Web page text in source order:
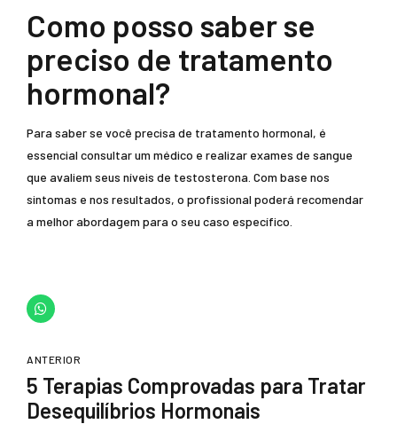
Como posso saber se
preciso de tratamento
hormonal?
Para saber se você precisa de tratamento hormonal, é
essencial consultar um médico e realizar exames de sangue
que avaliem seus níveis de testosterona. Com base nos
sintomas e nos resultados, o profissional poderá recomendar
a melhor abordagem para o seu caso específico.
ANTERIOR
5 Terapias Comprovadas para Tratar
Desequilíbrios Hormonais